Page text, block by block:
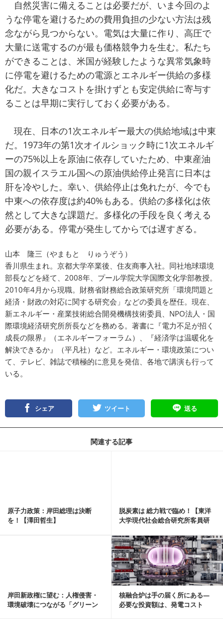
自然災害に備えることは必要だが、いま今回のよ
うな停電を避けるための費用負担の少ない方法は残
念ながら見つからない。電気は大量に作り、高圧で
大量に送電するのが最も価格競争力を生む。私たち
ができることは、米国が経験したような異常気象時
に停電を避けるための電源とエネルギー供給の多様
化だ。大きなコストを掛けずとも安定供給に寄与す
ることは早期に実行しておく必要がある。
現在、日本の1次エネルギー最大の供給地域は中東
だ。1973年の第1次オイルショック時に1次エネルギ
ーの75%以上を原油に依存していたため、中東産油
国の親イスラエル国への原油供給停止発言に日本は
肝を冷やした。幸い、供給停止は免れたが、今でも
中東への依存度は約40%もある。供給の多様化は依
然として大きな課題だ。多様化の手段を良く考える
必要がある。停電が発生してからでは遅すぎる。
山本 隆三（やまもと りゅうぞう）
香川県生まれ。京都大学卒業後、住友商事入社。同社地球環境
部長などを経て、2008年、プール学院大学国際文化学部教授。
2010年4月から現職。財務省財務総合政策研究所「環境問題と
経済・財政の対応に関する研究会」などの委員を歴任。現在、
新エネルギー・産業技術総合開発機構技術委員、NPO法人・国
際環境経済研究所所長などを務める。著書に『電力不足が招く
成長の限界』（エネルギーフォーラム）、『経済学は温暖化を
解決できるか』（平凡社）など。エネルギー・環境政策につい
て、テレビ、雑誌で積極的に意見を発信、各地で講演も行って
いる。
シェア ツイート 送る
関連する記事
原子力政策：岸田総理は決断
を！【澤田哲生】
脱炭素は 総力戦で臨め！【東洋
大学現代社会総合研究所客員研
岸田新政権に望む：人権侵害・
環境破壊につながる「グリーン
核融合炉は手の届く所にある―
必要な投資額は、発電コスト